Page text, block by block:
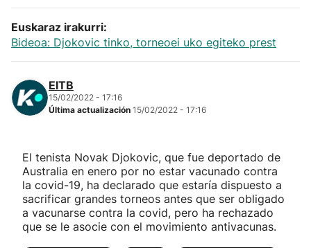
Atletismo
Carreras de montaña
Más deportes
Euskaraz irakurri:
Bideoa: Djokovic tinko, torneoei uko egiteko prest
EITB
15/02/2022 - 17:16
Última actualización 15/02/2022 - 17:16
El tenista Novak Djokovic, que fue deportado de
Australia en enero por no estar vacunado contra
la covid-19, ha declarado que estaría dispuesto a
sacrificar grandes torneos antes que ser obligado
a vacunarse contra la covid, pero ha rechazado
que se le asocie con el movimiento antivacunas.